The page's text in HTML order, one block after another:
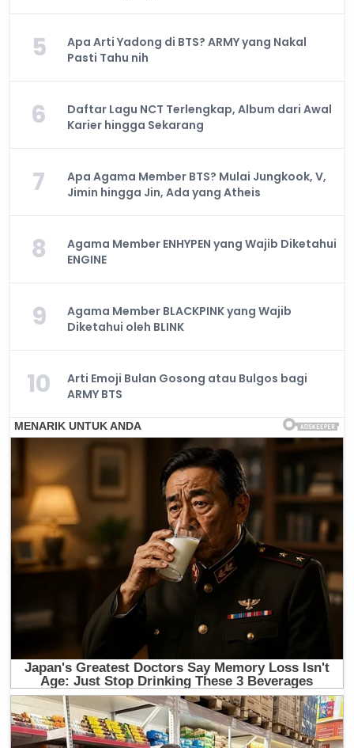
5
Apa Arti Yadong di BTS? ARMY yang Nakal
Pasti Tahu nih
6
Daftar Lagu NCT Terlengkap, Album dari Awal
Karier hingga Sekarang
7
Apa Agama Member BTS? Mulai Jungkook, V,
Jimin hingga Jin, Ada yang Atheis
8
Agama Member ENHYPEN yang Wajib Diketahui
ENGINE
9
Agama Member BLACKPINK yang Wajib
Diketahui oleh BLINK
10
Arti Emoji Bulan Gosong atau Bulgos bagi
ARMY BTS